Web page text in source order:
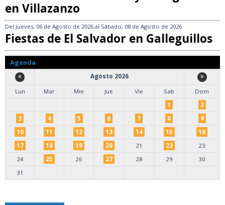
en Villazanzo
Del Jueves, 06 de Agosto de 2026 al Sábado, 08 de Agosto de 2026
Fiestas de El Salvador en Galleguillos
Agenda
Agosto 2026
Lun
Mar Mie Jue Vie Sab
Dom
1
2
3
4 5 6 7 8
9
10
11 12 13 14 15
16
17
18 19 20 21 22
23
24
25 26 27 28 29
30
31